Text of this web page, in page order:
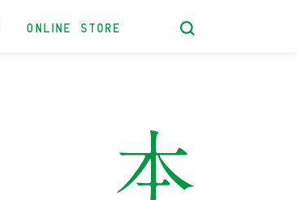
ONLINE STORE